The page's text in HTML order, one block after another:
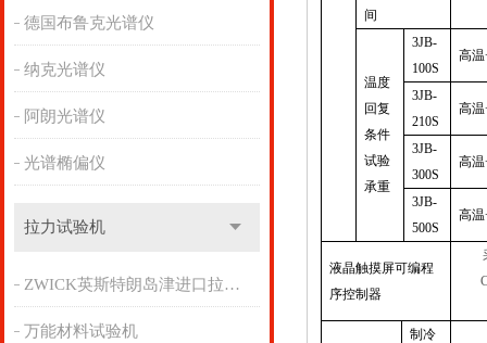
德国布鲁克光谱仪
纳克光谱仪
阿朗光谱仪
光谱椭偏仪
拉力试验机
ZWICK英斯特朗岛津进口拉力机
万能材料试验机
间
温度
回复
条件
试验
承重
3JB-
100S
高温
3JB-
210S
高温
3JB-
300S
高温
3JB-
500S
高温
液晶触摸屏可编程
序控制器
制冷